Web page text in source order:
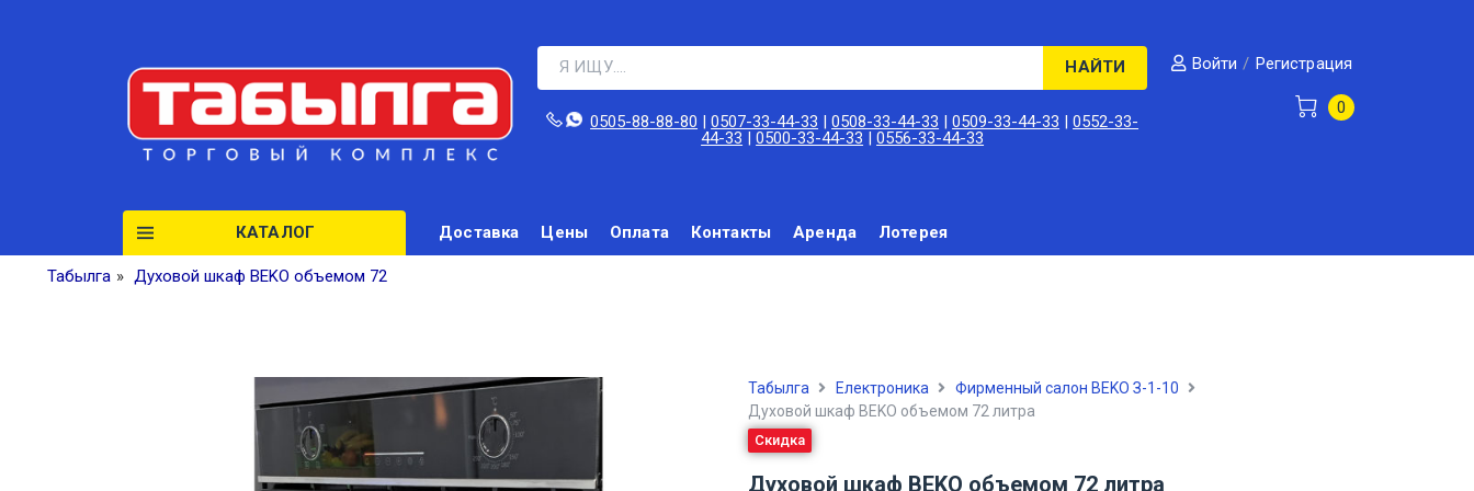
НАЙТИ
0505-88-88-80‬ |0507-33-44-33 |0508-33-44-33 |0509-33-44-33 |0552-33-
44-33 |0500-33-44-33 |0556-33-44-33
Войти / Регистрация
0
КАТАЛОГ Доставка Цены Оплата Контакты Аренда Лотерея
Табылга » Духовой шкаф BEKO объемом 72
Табылга Електроника
Фирменный салон BEKO З-1-10
Духовой шкаф BEKO объемом 72 литра
Скидка
Духовой шкаф BEKO объемом 72 литра